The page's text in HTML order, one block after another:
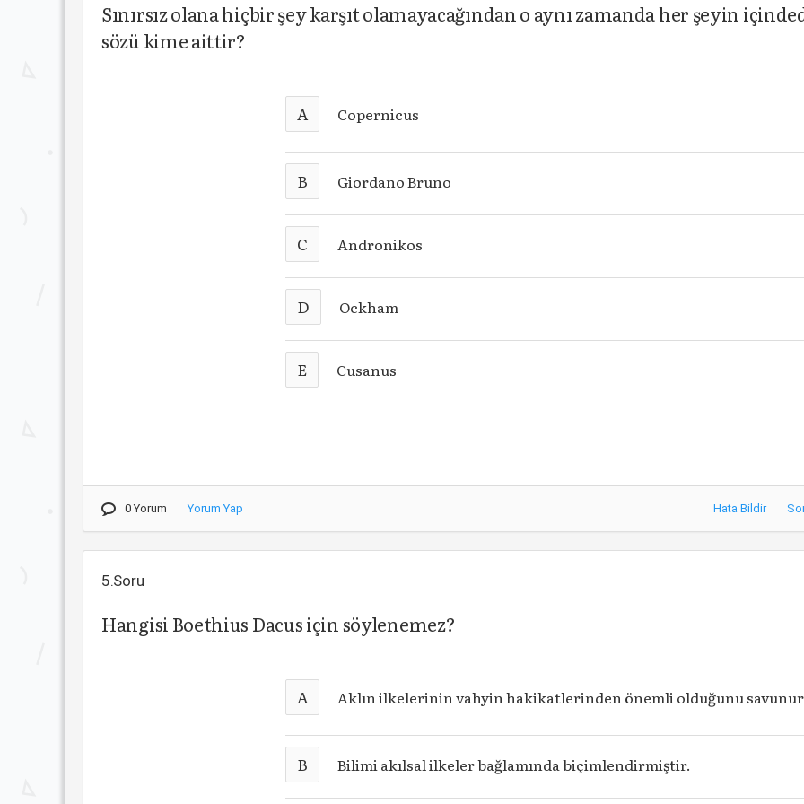
Sınırsız olana hiçbir şey karşıt olamayacağından o aynı zamanda her şeyin
sözü kime aittir?
A Copernicus
B Giordano Bruno
C Andronikos
D Ockham
E Cusanus
0 Yorum Yorum Yap Hata Bildir
5.Soru
Hangisi Boethius Dacus için söylenemez?
A Aklın ilkelerinin vahyin hakikatlerinden önemli olduğunu savunur
B Bilimi akılsal ilkeler bağlamında biçimlendirmiştir.